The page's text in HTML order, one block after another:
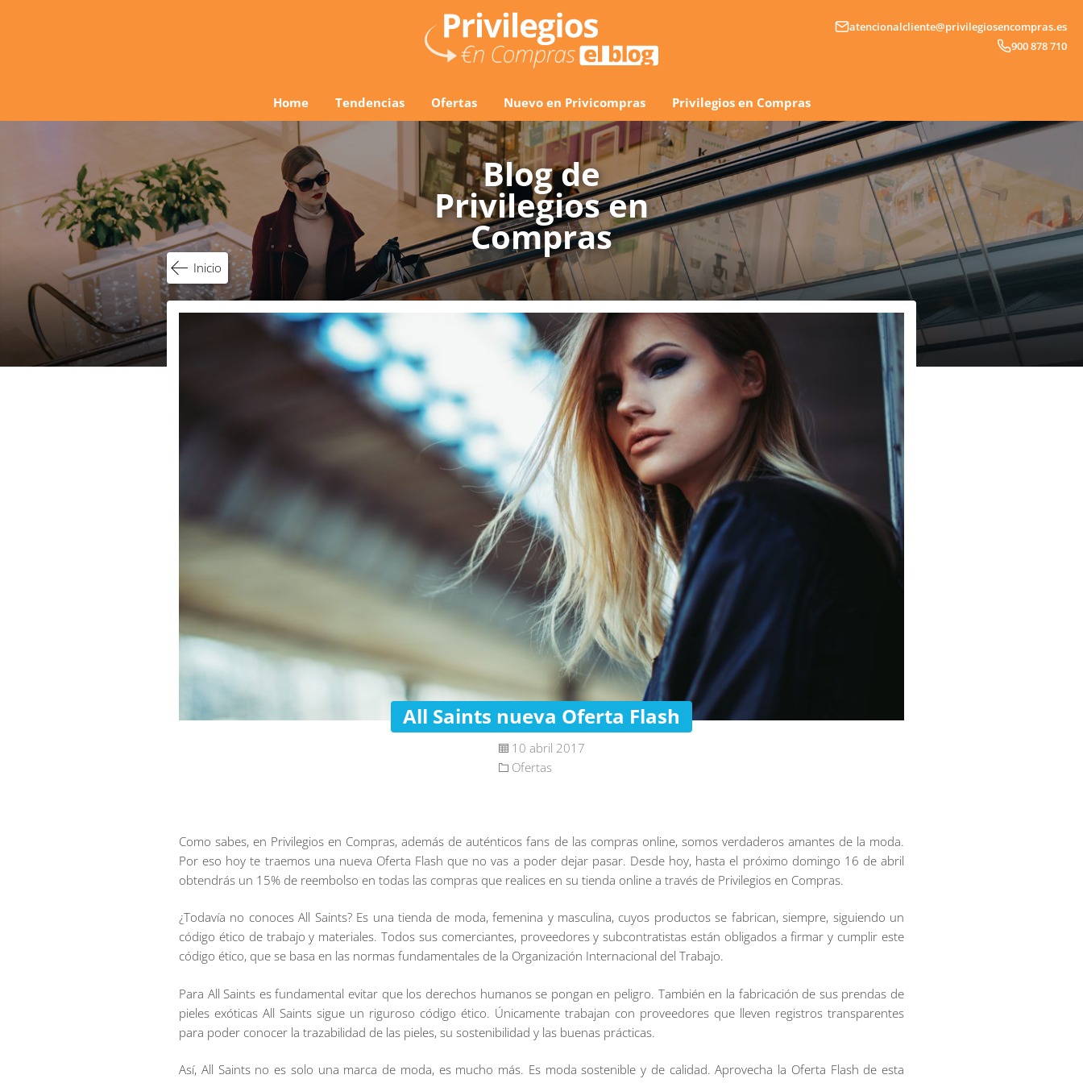
atencionalcliente@privilegiosencompras.es
900 878 710
Home Tendencias Ofertas Nuevo en Privicompras Privilegios en Compras
Blog de
Privilegios en
Compras
Inicio
All Saints nueva Oferta Flash
10 abril 2017
Ofertas
Como sabes, en Privilegios en Compras, además de auténticos fans de las compras online, somos verdaderos amantes de la moda.
Por eso hoy te traemos una nueva Oferta Flash que no vas a poder dejar pasar. Desde hoy, hasta el próximo domingo 16 de abril
obtendrás un 15% de reembolso en todas las compras que realices en su tienda online a través de Privilegios en Compras.
¿Todavía no conoces All Saints? Es una tienda de moda, femenina y masculina, cuyos productos se fabrican, siempre, siguiendo un
código ético de trabajo y materiales. Todos sus comerciantes, proveedores y subcontratistas están obligados a firmar y cumplir este
código ético, que se basa en las normas fundamentales de la Organización Internacional del Trabajo.
Para All Saints es fundamental evitar que los derechos humanos se pongan en peligro. También en la fabricación de sus prendas de
pieles exóticas All Saints sigue un riguroso código ético. Únicamente trabajan con proveedores que lleven registros transparentes
para poder conocer la trazabilidad de las pieles, su sostenibilidad y las buenas prácticas.
Así, All Saints no es solo una marca de moda, es mucho más. Es moda sostenible y de calidad. Aprovecha la Oferta Flash de esta